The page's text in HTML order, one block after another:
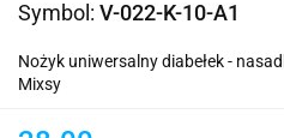
Symbol: V-022-K-10-A1
Nożyk uniwersalny diabełek -
Mixsy